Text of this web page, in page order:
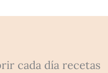
cada día recetas